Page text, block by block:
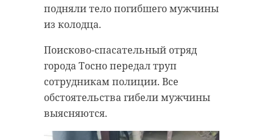
подняли тело погибшего мужчины
из колодца.
Поисково-спасательный отряд
города Тосно передал труп
сотрудникам полиции. Все
обстоятельства гибели мужчины
выясняются.